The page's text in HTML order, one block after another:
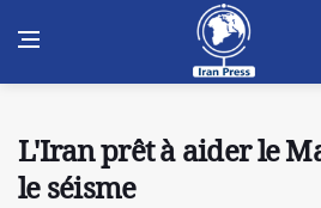
L'Iran prêt à aider le
le séisme